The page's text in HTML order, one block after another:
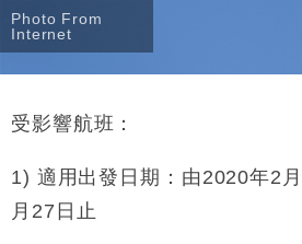
Photo From
Internet
受影響航班：
1) 適用出發日期：由2020年2
月27日止